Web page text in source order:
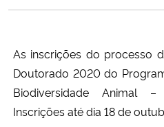
Ministério da Cidadania
Ministério da Saúde
Ministério da Ciência, Tecnologia,
As inscrições do processo
Doutorado 2020 do
Biodiversidade Animal
Inscrições até dia 18 de